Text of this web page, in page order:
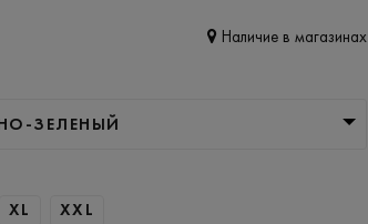
Наличие в магазинах
ЗЕЛЕНЫЙ
XL XXL